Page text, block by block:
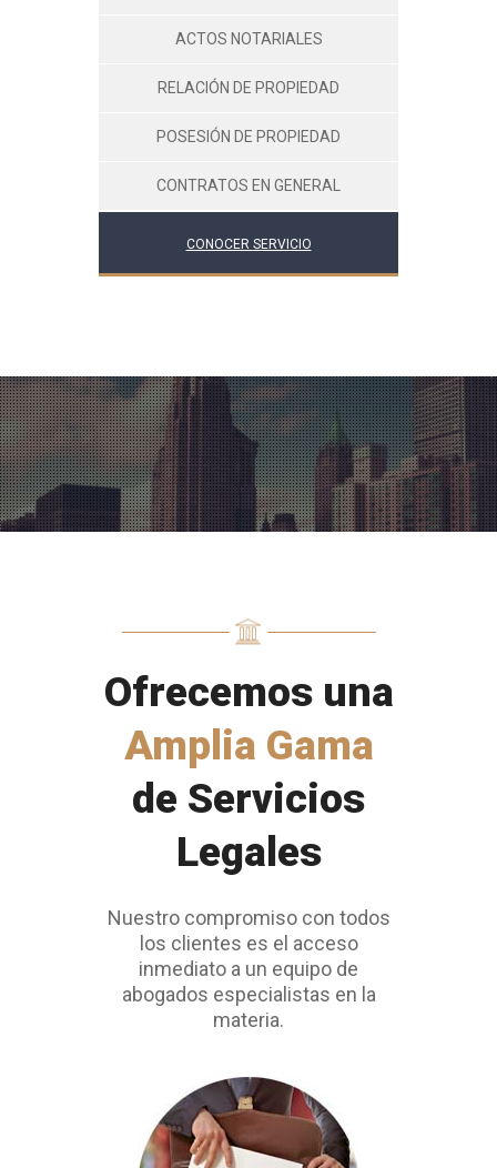
ACTOS NOTARIALES
RELACIÓN DE PROPIEDAD
POSESIÓN DE PROPIEDAD
CONTRATOS EN GENERAL
CONOCER SERVICIO
Ofrecemos una
Amplia Gama
de Servicios
Legales
Nuestro compromiso con todos
los clientes es el acceso
inmediato a un equipo de
abogados especialistas en la
materia.